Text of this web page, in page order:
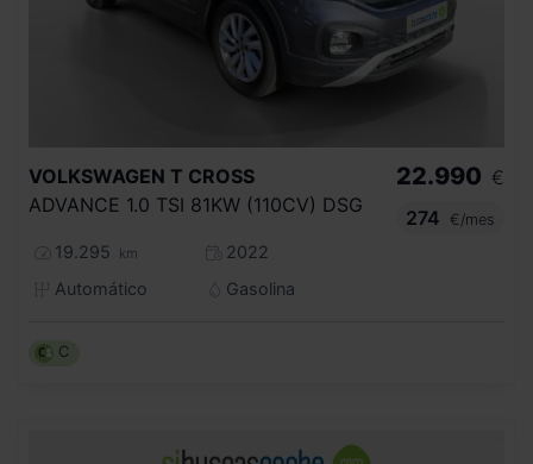
VOLKSWAGEN T CROSS
ADVANCE 1.0 TSI 81KW (110CV) DSG
19.295 km
2022
Automático
Gasolina
22.990 €
274
€/mes
C